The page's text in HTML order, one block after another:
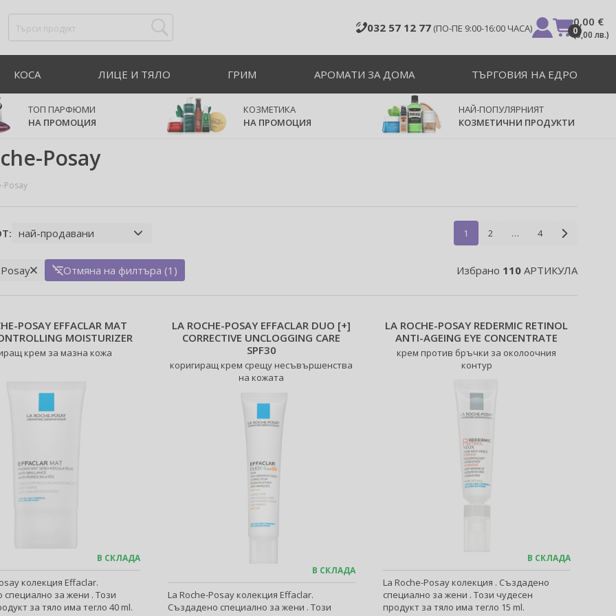
032 57 12 77 (ПО-ПЕ 9:00-16:00 ЧАСА) 0
0,00 €
(0,00 лв.)
КОСА ЛИЦЕ И ТЯЛО ГРИМ АРОМАТИ ЗА ДОМА ТЪРГОВИЯ НА ЕДРО
ТОП ПАРФЮМИ
НА ПРОМОЦИЯ
КОЗМЕТИКА
НА ПРОМОЦИЯ
НАЙ-ПОПУЛЯРНИЯТ
КОЗМЕТИЧНИ ПРОДУКТИ
Posay
Posay
1 2 … 4
Избрано 110АРТИКУЛА
Отмяна на филтъра (1)
POSAY EFFACLAR MAT
MOISTURIZER
крем за мазна кожа
В СКЛАДА
колекция Effaclar.
за жени . Този
за тяло има тегло 40 ml.
LA ROCHE-POSAY EFFACLAR DUO [+]
CORRECTIVE UNCLOGGING CARE
SPF30
коригиращ крем срещу несъвършенства
на кожата
В СКЛАДА
La Roche-Posay колекция Effaclar.
Създадено специално за жени . Този
LA ROCHE-POSAY REDERMIC RETINOL
ANTI-AGEING EYE CONCENTRATE
крем против бръчки за околоочния
контур
В СКЛАДА
La Roche-Posay колекция . Създадено
специално за жени . Този чудесен
продукт за тяло има тегло 15 ml.